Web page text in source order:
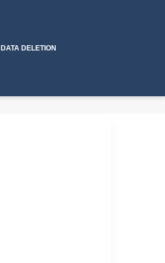
DATA DELETION